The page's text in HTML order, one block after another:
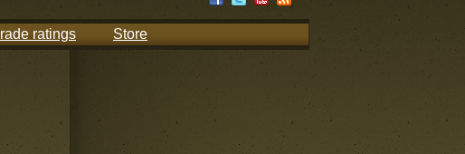
ratings Store